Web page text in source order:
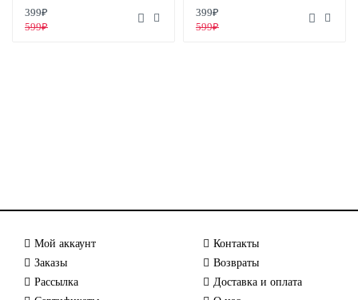
399₽
599₽
399₽
599₽
Мой аккаунт
Заказы
Рассылка
Контакты
Возвраты
Доставка и оплата